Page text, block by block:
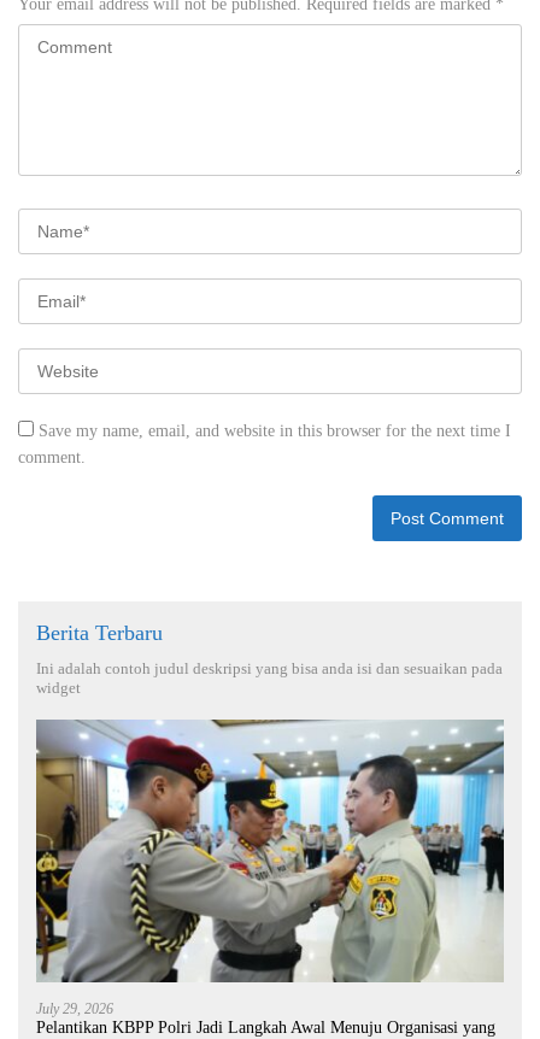
Your email address will not be published. Required fields are marked *
Save my name, email, and website in this browser for the next time I
comment.
Berita Terbaru
Ini adalah contoh judul deskripsi yang bisa anda isi dan sesuaikan pada
widget
July 29, 2026
Pelantikan KBPP Polri Jadi Langkah Awal Menuju Organisasi yang